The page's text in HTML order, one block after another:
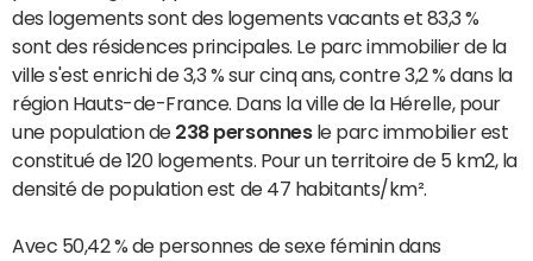
des logements sont des logements vacants et 83,3 %
sont des résidences principales. Le parc immobilier de la
ville s'est enrichi de 3,3 % sur cinq ans, contre 3,2 % dans la
région Hauts-de-France. Dans la ville de la Hérelle, pour
une population de 238 personnesle parc immobilier est
constitué de 120 logements. Pour un territoire de 5 km2, la
densité de population est de 47 habitants/km².
Avec 50,42 % de personnes de sexe féminin dans